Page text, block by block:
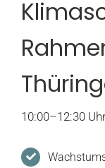
10:00–12:30